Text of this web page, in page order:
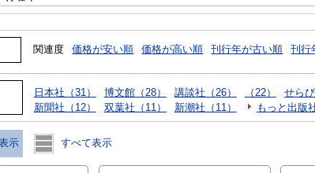
関連度 価格が安い順 価格が高い順 刊行年が古い順 刊行
日本社（31） 博文館（28） 講談社（26） （22） せらび
新聞社（12）
双葉社（11） 新潮社（11） もっと出版
示 すべて表示